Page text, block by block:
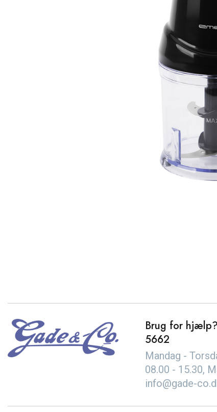
Brug for
5662
Mandag -
08.00 - 15.30,
info@gade-